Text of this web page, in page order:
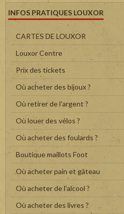
INFOS PRATIQUES LOUXOR
CARTES DE LOUXOR
Louxor Centre
Prix des tickets
Où acheter des bijoux ?
Où retirer de l'argent ?
Où louer des vélos ?
Où acheter des foulards ?
Boutique maillots Foot
Où acheter pain et gâteau
Où acheter de l'alcool ?
Où acheter des livres ?